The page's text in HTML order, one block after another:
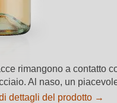
rimangono a contatto
Al naso, un
dettagli del prodotto →